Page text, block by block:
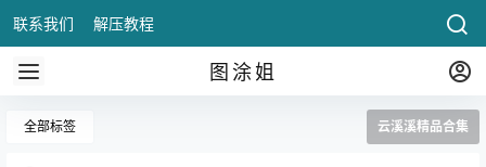
联系我们 解压教程
图涂姐
全部标签 云溪溪精品合集